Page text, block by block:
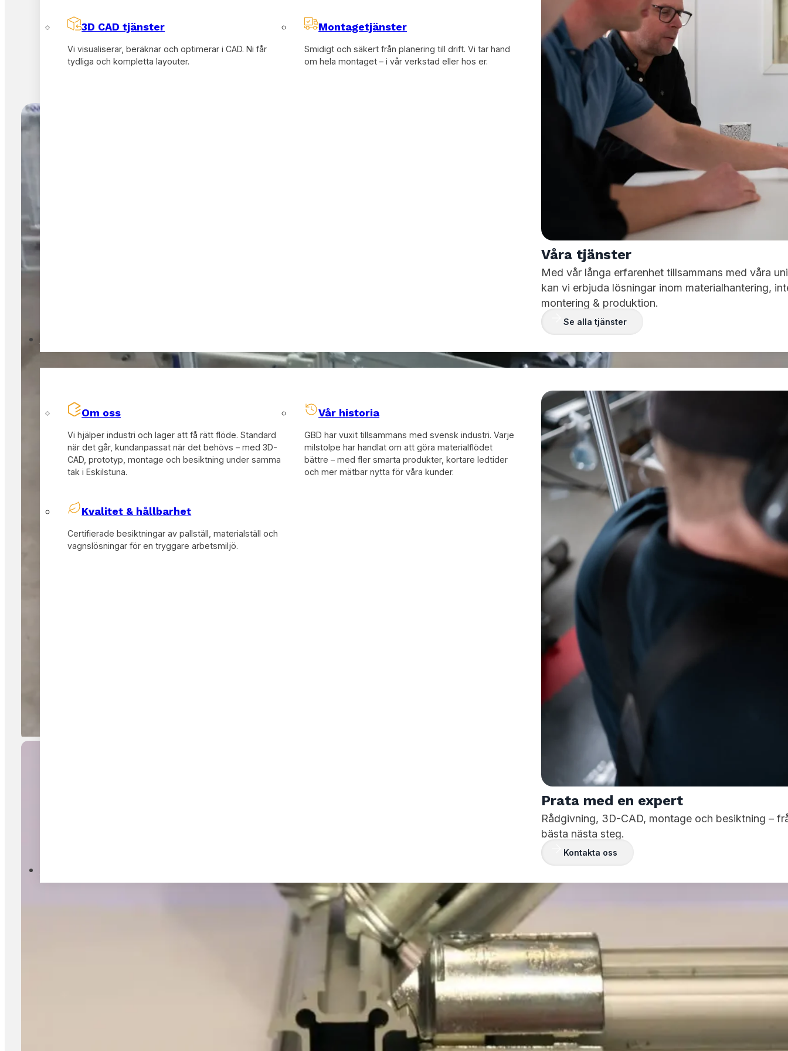
3D CAD tjänster
Vi visualiserar, beräknar och optimerar i CAD. Ni får
tydliga och kompletta layouter.
Montagetjänster
Smidigt och säkert från planering till drift. Vi tar hand
om hela montaget – i vår verkstad eller hos er.
Våra tjänster
Med vår långa erfarenhet tillsammans med våra
kan vi erbjuda lösningar inom materialhantering,
montering & produktion.
Se alla tjänster
Om oss
Vi hjälper industri och lager att få rätt flöde. Standard
när det går, kundanpassat när det behövs – med 3D-
CAD, prototyp, montage och besiktning under samma
tak i Eskilstuna.
Vår historia
GBD har vuxit tillsammans med svensk industri. Varje
milstolpe har handlat om att göra materialflödet
bättre – med fler smarta produkter, kortare ledtider
och mer mätbar nytta för våra kunder.
Kvalitet & hållbarhet
Certifierade besiktningar av pallställ, materialställ och
vagnslösningar för en tryggare arbetsmiljö.
Prata med en expert
Rådgivning, 3D-CAD, montage och besiktning –
bästa nästa steg.
Kontakta oss